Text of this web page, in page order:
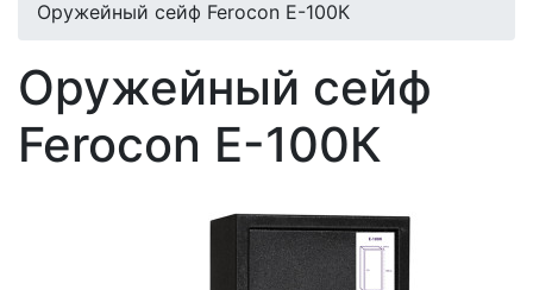
Оружейный сейф Ferocon Е-100К
Оружейный сейф
Ferocon Е-100К